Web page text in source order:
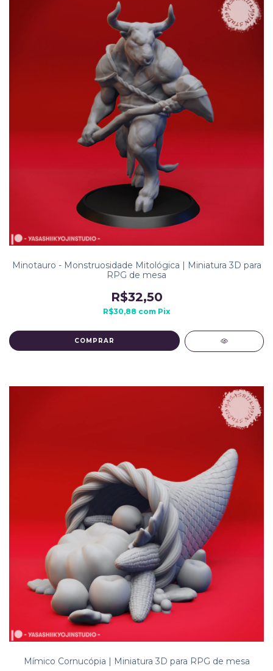
Minotauro - Monstruosidade Mitológica | Miniatura 3D para
RPG de mesa
R$32,50
R$30,88 com Pix
COMPRAR
Mímico Cornucópia | Miniatura 3D para RPG de mesa